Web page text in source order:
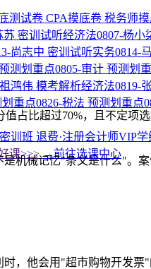
测试卷 CPA摸底卷 税务师
苏 密训试听经济法0807-杨小
尚志中 密训试听实务0814-
测划重点0805-审计 预测划
鸿伟 模考解析经济法0819-
重点0826-税法 预测划重点
训班 退费·注册会计师VIP学
课>>>→前往选课中心
占比超过70%，且不定项
机械记忆"条文是什么"。
，他会用"超市购物开发票